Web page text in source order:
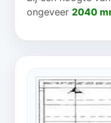
ongeveer 2040